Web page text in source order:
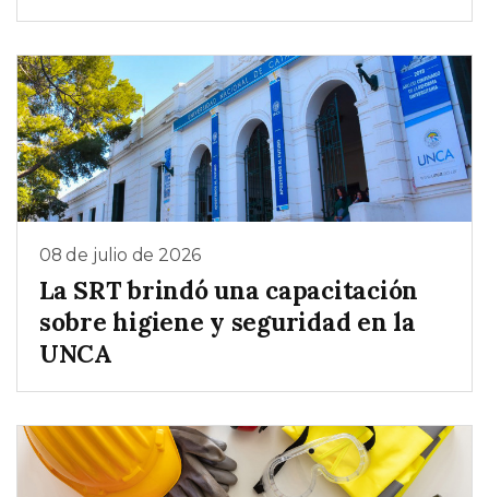
08 de julio de 2026
La SRT brindó una capacitación
sobre higiene y seguridad en la
UNCA